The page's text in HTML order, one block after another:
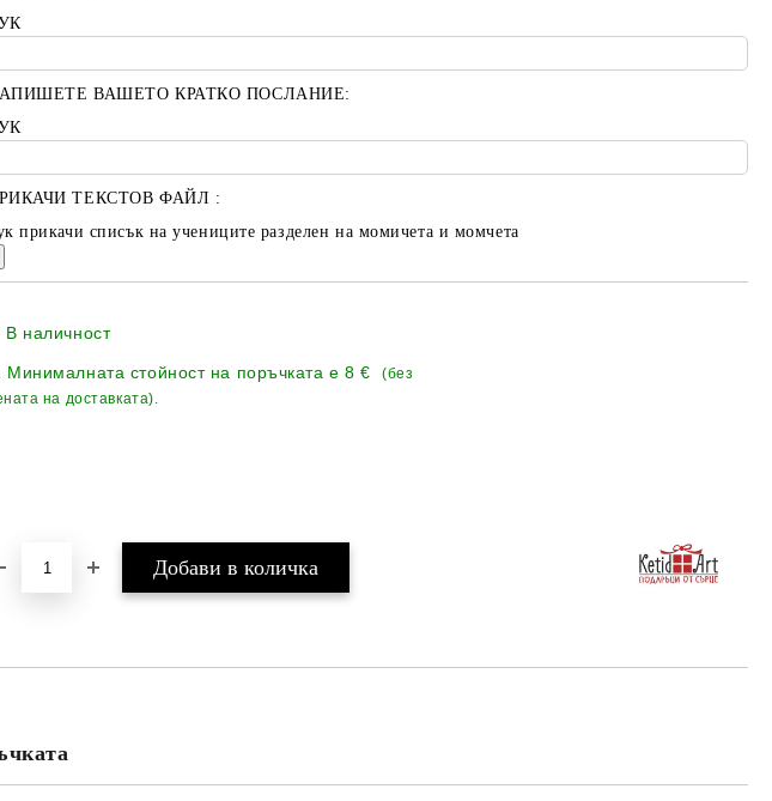
ВАШЕТО КРАТКО ПОСЛАНИЕ:
ТЕКСТОВ ФАЙЛ :
прикачи списък на учениците разделен на момичета и момчета
наличност
Минималната стойност на поръчката е8 €
(без
на доставката).